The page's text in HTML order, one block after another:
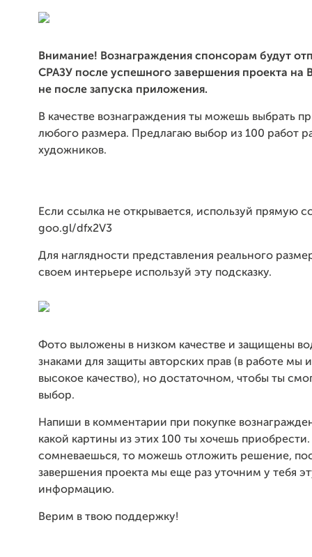
Внимание! Вознаграждения спонсорам будут
СРАЗУ после успешного завершения проекта на
не после запуска приложения.
В качестве вознаграждения ты можешь выбрать
любого размера. Предлагаю выбор из 100 работ
художников.
Если ссылка не открывается, используй прямую
goo.gl/dfx2V3
Для наглядности представления реального
своем интерьере используй эту подсказку.
Фото выложены в низком качестве и защищены
знаками для защиты авторских прав (в работе мы
высокое качество), но достаточном, чтобы ты
выбор.
Напиши в комментарии при покупке
какой картины из этих 100 ты хочешь
сомневаешься, то можешь отложить решение,
завершения проекта мы еще раз уточним у тебя
информацию.
Верим в твою поддержку!